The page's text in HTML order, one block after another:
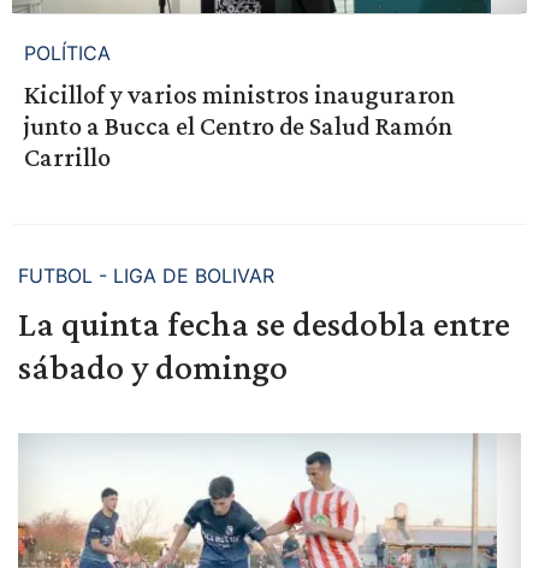
POLÍTICA
Kicillof y varios ministros inauguraron
junto a Bucca el Centro de Salud Ramón
Carrillo
FUTBOL - LIGA DE BOLIVAR
La quinta fecha se desdobla entre
sábado y domingo